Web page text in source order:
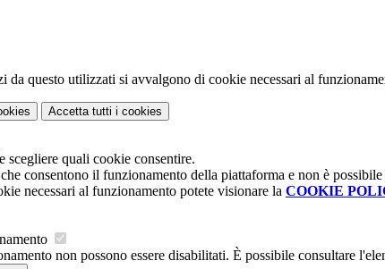
da questo utilizzati si avvalgono di cookie necessari al
Accetta tutti i cookies
scegliere quali cookie consentire.
consentono il funzionamento della piattaforma e non è
necessari al funzionamento potete visionare la COOKIE
non possono essere disabilitati. È possibile consultare